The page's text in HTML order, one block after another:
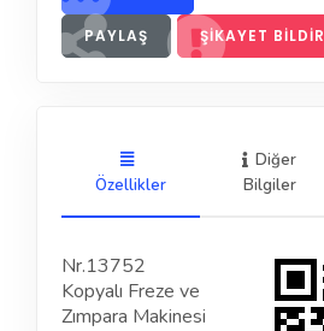
PAYLAŞ ŞIKAYET BILDIR
Özellikler
Diğer
Bilgiler
Nr.13752
Kopyalı Freze ve
Zımpara Makinesi